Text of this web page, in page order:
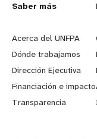
L
e
a
r
n
Saber más
Acerca del UNFPA
Dónde trabajamos
Dirección Ejecutiva
Financiación e impacto
Transparencia